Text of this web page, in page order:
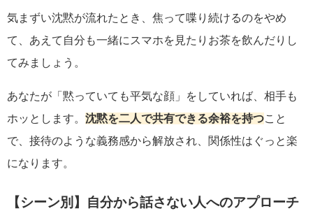
気まずい沈黙が流れたとき、焦って喋り続けるのをやめ
て、あえて自分も一緒にスマホを見たりお茶を飲んだりし
てみましょう。
あなたが「黙っていても平気な顔」をしていれば、相手も
ホッとします。 沈黙を二人で共有できる余裕を持つこと
で、接待のような義務感から解放され、関係性はぐっと楽
になります。
【シーン別】自分から話さない人へのアプローチ